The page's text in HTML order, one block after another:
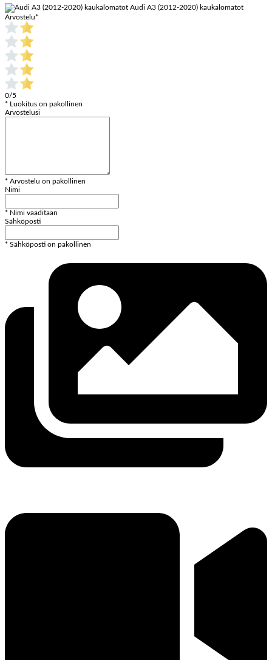
Audi A3 (2012-2020) kaukalomatot
Arvostelu*
0/5
* Luokitus on pakollinen
Arvostelusi
* Arvostelu on pakollinen
Nimi
* Nimi vaaditaan
Sähköposti
* Sähköposti on pakollinen